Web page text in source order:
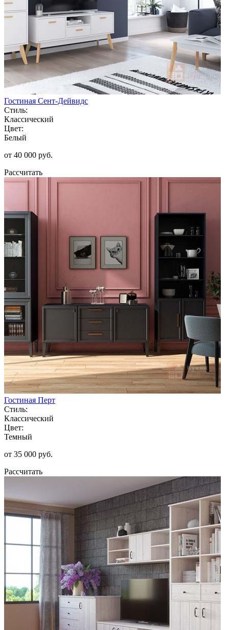
Гостиная Сент-Дейвидс
Стиль:
Классический
Цвет:
Белый
от 40 000 руб.
Рассчитать
Гостиная Перт
Стиль:
Классический
Цвет:
Темный
от 35 000 руб.
Рассчитать